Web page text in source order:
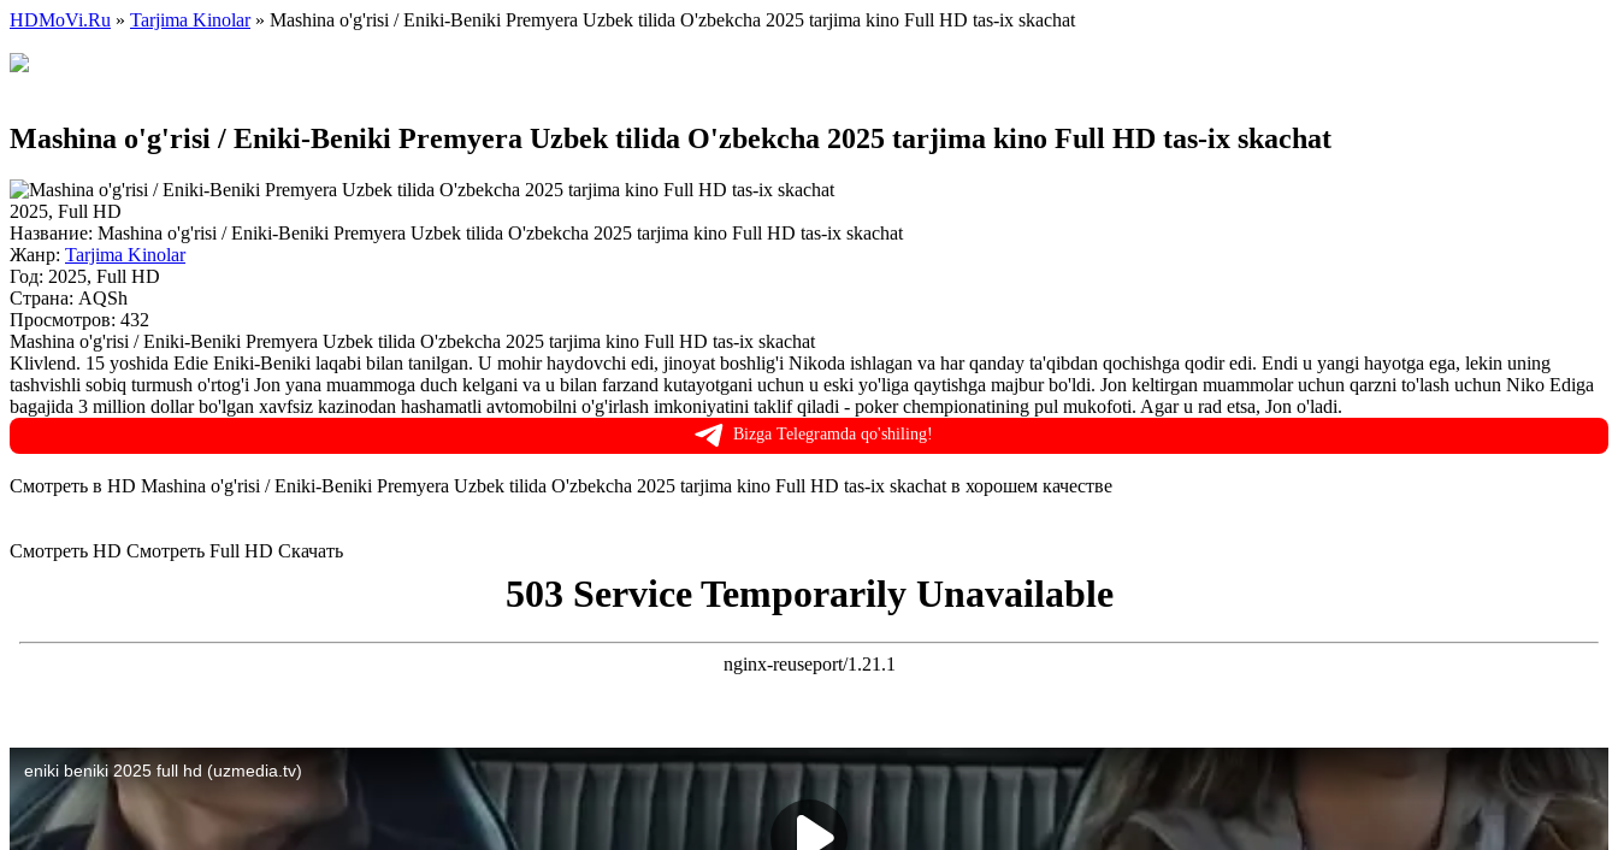
HDMoVi.Ru » Tarjima Kinolar» Mashina o'g'risi / Eniki-Beniki Premyera Uzbek tilida O'zbekcha 2025 tarjima kino Full HD tas-ix skachat
Mashina o'g'risi / Eniki-Beniki Premyera Uzbek tilida O'zbekcha 2025 tarjima kino Full HD tas-ix skachat
2025, Full HD
Название: Mashina o'g'risi / Eniki-Beniki Premyera Uzbek tilida O'zbekcha 2025 tarjima kino Full HD tas-ix skachat
Жанр: Tarjima Kinolar
Год: 2025, Full HD
Страна: AQSh
Просмотров: 432
Mashina o'g'risi / Eniki-Beniki Premyera Uzbek tilida O'zbekcha 2025 tarjima kino Full HD tas-ix skachat
Klivlend. 15 yoshida Edie Eniki-Beniki laqabi bilan tanilgan. U mohir haydovchi edi, jinoyat boshlig'i Nikoda ishlagan va har qanday ta'qibdan qochishga qodir edi. Endi u yangi hayotga ega, lekin uning
tashvishli sobiq turmush o'rtog'i Jon yana muammoga duch kelgani va u bilan farzand kutayotgani uchun u eski yo'liga qaytishga majbur bo'ldi. Jon keltirgan muammolar uchun qarzni to'lash uchun Niko Ediga
bagajida 3 million dollar bo'lgan xavfsiz kazinodan hashamatli avtomobilni o'g'irlash imkoniyatini taklif qiladi - poker chempionatining pul mukofoti. Agar u rad etsa, Jon o'ladi.
Bizga Telegramda qo'shiling!
Смотреть в HD Mashina o'g'risi / Eniki-Beniki Premyera Uzbek tilida O'zbekcha 2025 tarjima kino Full HD tas-ix skachat в хорошем качестве
Смотреть HD Смотреть Full HD Скачать